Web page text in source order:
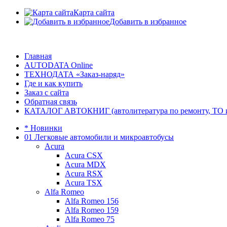
Карта сайта
Добавить в избранное
Главная
AUTODATA Online
ТЕХНОДАТА «Заказ-наряд»
Где и как купить
Заказ с сайта
Обратная связь
КАТАЛОГ АВТОКНИГ (автолитература по ремонту, ТО и
* Новинки
01 Легковые автомобили и микроавтобусы
Acura
Acura CSX
Acura MDX
Acura RSX
Acura TSX
Alfa Romeo
Alfa Romeo 156
Alfa Romeo 159
Alfa Romeo 75